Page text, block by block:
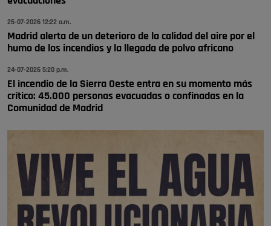
se va porke no tiene piscina 🤪🤪🤪
Pozuelo de Alarcón
🔴 EXCLUSIVA | El comisario de la …
25-07-2026 12:22 a.m.
Madrid alerta de un deterioro de la calidad del aire por el
humo de los incendios y la llegada de polvo africano
24-07-2026 5:20 p.m.
El incendio de la Sierra Oeste entra en su momento más
crítico: 45.000 personas evacuadas o confinadas en la
Comunidad de Madrid